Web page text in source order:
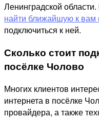
Ленинградской
найти ближайшую к вам
подключиться к ней.
Сколько стоит
посёлке Чолово
Многих клиентов
интернета в посёлке
провайдера, а также